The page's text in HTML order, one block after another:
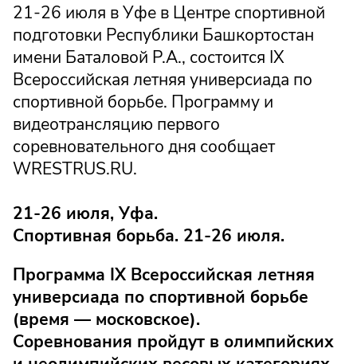
21-26 июля в Уфе в Центре спортивной
подготовки Республики Башкортостан
имени Баталовой Р.А., состоится IX
Всероссийская летняя универсиада по
спортивной борьбе. Программу и
видеотрансляцию первого
соревновательного дня сообщает
WRESTRUS.RU.
21-26 июля, Уфа.
Спортивная борьба. 21-26 июля.
Программа IX Всероссийская летняя
универсиада по спортивной борьбе
(время — московское).
Соревнования пройдут в олимпийских